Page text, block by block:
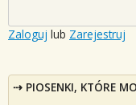
Zaloguj lub Zarejestruj
PIOSENKI, KTÓRE